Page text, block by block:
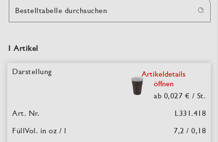
1 Artikel
Bestelltabelle durchsuchen
Artikeldetails
öffnen
ab 0,027 € / St.
L331.418
7,2 / 0,18